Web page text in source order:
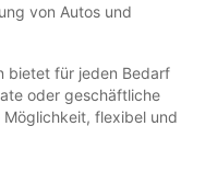
von Autos und
bietet für jeden Bedarf
oder geschäftliche
flexibel und